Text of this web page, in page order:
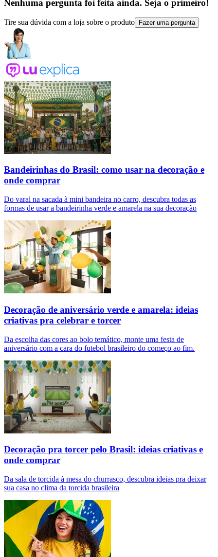
Nenhuma pergunta foi feita ainda. Seja o primeiro!
Tire sua dúvida com a loja sobre o produto Fazer uma pergunta
Bandeirinhas do Brasil: como usar na decoração e
onde comprar
Do varal na sacada à mini bandeira no carro, descubra todas as
formas de usar a bandeirinha verde e amarela na sua decoração
Decoração de aniversário verde e amarela: ideias
criativas pra celebrar e torcer
Da escolha das cores ao bolo temático, monte uma festa de
aniversário com a cara do futebol brasileiro do começo ao fim.
Decoração pra torcer pelo Brasil: ideias criativas e
onde comprar
Da sala de torcida à mesa do churrasco, descubra ideias pra deixar
sua casa no clima da torcida brasileira